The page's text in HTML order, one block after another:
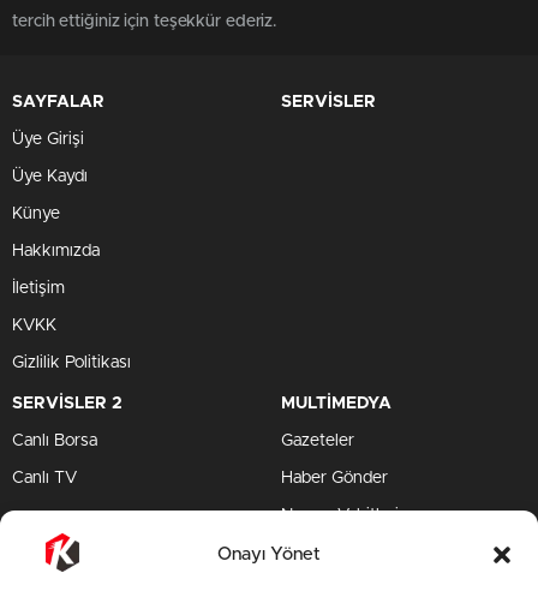
Onayı Yönet
tercih ettiğiniz için teşekkür ederiz.
SAYFALAR
Üye Girişi
Üye Kaydı
Künye
Hakkımızda
İletişim
KVKK
Gizlilik Politikası
SERVİSLER
SERVİSLER 2
Canlı Borsa
Canlı TV
MULTİMEDYA
Gazeteler
Haber Gönder
Namaz Vakitleri
TV Yayın Akışları